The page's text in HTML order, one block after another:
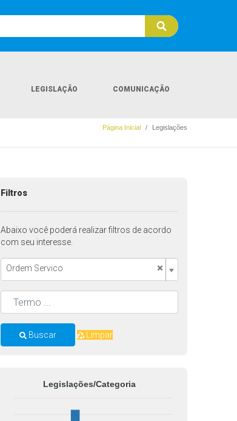
LEGISLAÇÃO COMUNICAÇÃO
Página Inicial Legislações
Filtros
Abaixo você poderá realizar filtros de acordo
com seu interesse.
×
Ordem Servico
Buscar Limpar
Legislações/Categoria